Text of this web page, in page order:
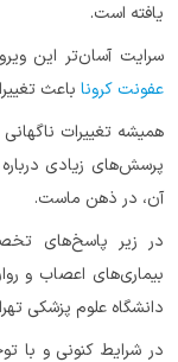
یافته است.
سرایت آسان‌‌تر این
عفونت کرونا باعث
همیشه تغییرات
پرسش‌های زیادی
آن، در ذهن ماست.
در زیر پاسخ‌های
بیماری‌های اعصاب و
دانشگاه علوم پزشکی
در شرایط کنونی و با